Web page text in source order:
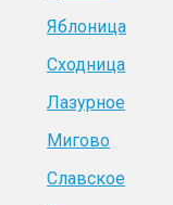
Яблоница
Сходница
Лазурное
Мигово
Славское